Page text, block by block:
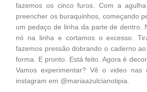
fazemos os cinco furos. Com a
preencher os buraquinhos, começando
um pedaço de linha da parte de dentro.
nó na linha e cortamos o excesso.
fazemos pressão dobrando o caderno
forma. E pronto. Está feito. Agora é
Vamos experimentar? Vê o video nas
instagram em @mariaazulcianotipia.